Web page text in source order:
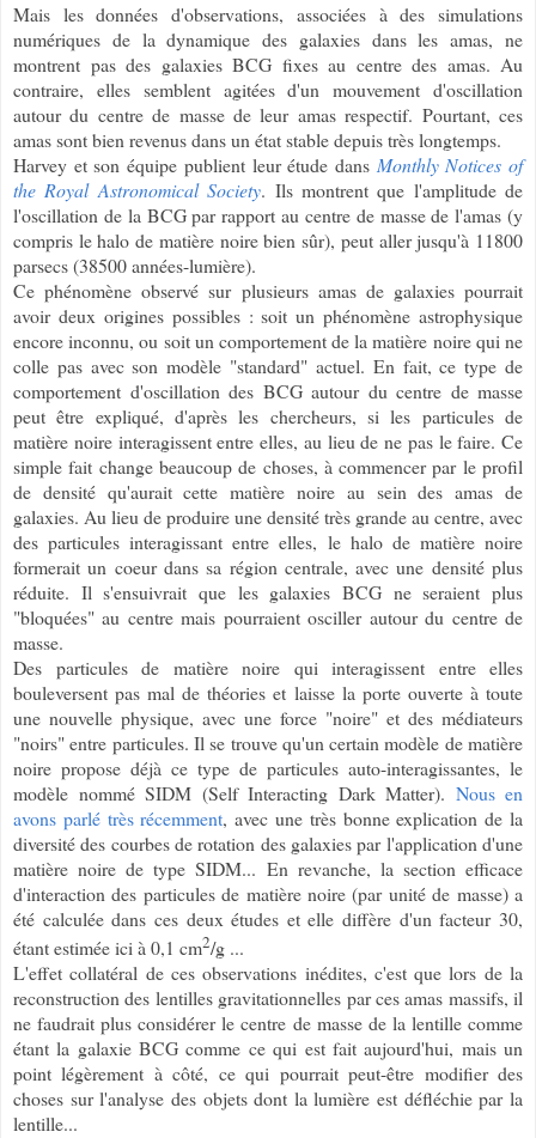
Mais les données d'observations, associées à des simulations
numériques de la dynamique des galaxies dans les amas, ne
montrent pas des galaxies BCG fixes au centre des amas. Au
contraire, elles semblent agitées d'un mouvement d'oscillation
autour du centre de masse de leur amas respectif. Pourtant, ces
amas sont bien revenus dans un état stable depuis très longtemps.
Harvey et son équipe publient leur étude dans Monthly Notices of
the Royal Astronomical Society. Ils montrent que l'amplitude de
l'oscillation de la BCG par rapport au centre de masse de l'amas (y
compris le halo de matière noire bien sûr), peut aller jusqu'à 11800
parsecs (38500 années-lumière).
Ce phénomène observé sur plusieurs amas de galaxies pourrait
avoir deux origines possibles : soit un phénomène astrophysique
encore inconnu, ou soit un comportement de la matière noire qui ne
colle pas avec son modèle "standard" actuel. En fait, ce type de
comportement d'oscillation des BCG autour du centre de masse
peut être expliqué, d'après les chercheurs, si les particules de
matière noire interagissent entre elles, au lieu de ne pas le faire. Ce
simple fait change beaucoup de choses, à commencer par le profil
de densité qu'aurait cette matière noire au sein des amas de
galaxies. Au lieu de produire une densité très grande au centre, avec
des particules interagissant entre elles, le halo de matière noire
formerait un coeur dans sa région centrale, avec une densité plus
réduite. Il s'ensuivrait que les galaxies BCG ne seraient plus
"bloquées" au centre mais pourraient osciller autour du centre de
masse.
Des particules de matière noire qui interagissent entre elles
bouleversent pas mal de théories et laisse la porte ouverte à toute
une nouvelle physique, avec une force "noire" et des médiateurs
"noirs" entre particules. Il se trouve qu'un certain modèle de matière
noire propose déjà ce type de particules auto-interagissantes, le
modèle nommé SIDM (Self Interacting Dark Matter). Nous en
avons parlé très récemment, avec une très bonne explication de la
diversité des courbes de rotation des galaxies par l'application d'une
matière noire de type SIDM... En revanche, la section efficace
d'interaction des particules de matière noire (par unité de masse) a
été calculée dans ces deux études et elle diffère d'un facteur 30,
étant estimée ici à 0,1 cm2/g ...
L'effet collatéral de ces observations inédites, c'est que lors de la
reconstruction des lentilles gravitationnelles par ces amas massifs, il
ne faudrait plus considérer le centre de masse de la lentille comme
étant la galaxie BCG comme ce qui est fait aujourd'hui, mais un
point légèrement à côté, ce qui pourrait peut-être modifier des
choses sur l'analyse des objets dont la lumière est défléchie par la
lentille...